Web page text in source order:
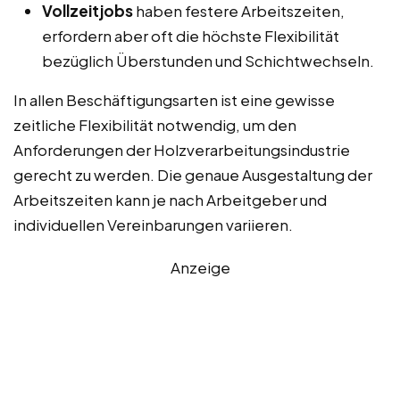
Vollzeitjobshaben festere Arbeitszeiten,
erfordern aber oft die höchste Flexibilität
bezüglich Überstunden und Schichtwechseln.
In allen Beschäftigungsarten ist eine gewisse
zeitliche Flexibilität notwendig, um den
Anforderungen der Holzverarbeitungsindustrie
gerecht zu werden. Die genaue Ausgestaltung der
Arbeitszeiten kann je nach Arbeitgeber und
individuellen Vereinbarungen variieren.
Anzeige